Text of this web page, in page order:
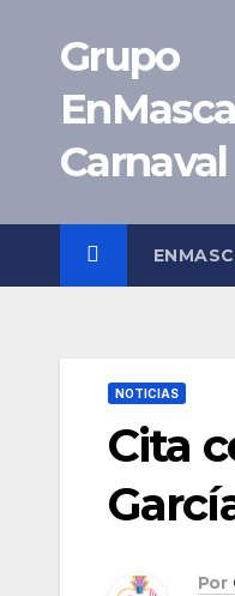
contenido
Grupo
Carnaval
NOTICIAS
Cita
Por